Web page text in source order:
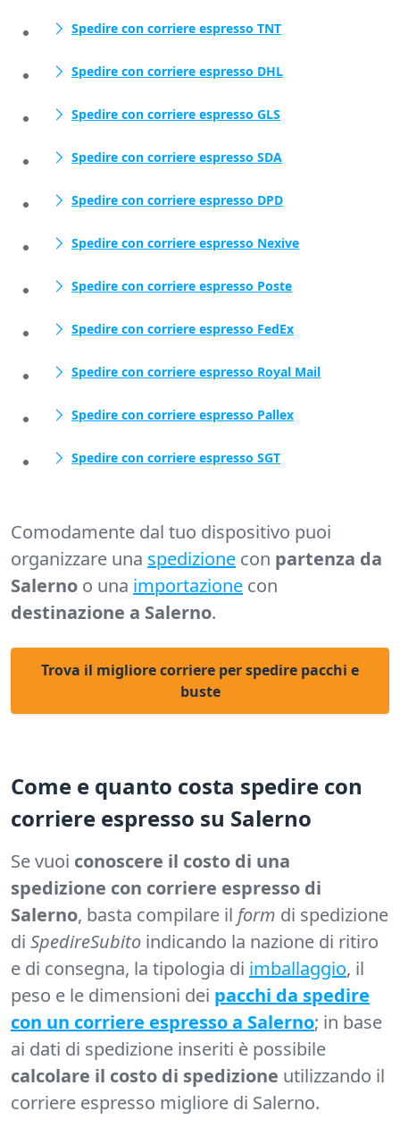
Spedire con corriere espresso TNT
Spedire con corriere espresso DHL
Spedire con corriere espresso GLS
Spedire con corriere espresso SDA
Spedire con corriere espresso DPD
Spedire con corriere espresso Nexive
Spedire con corriere espresso Poste
Spedire con corriere espresso FedEx
Spedire con corriere espresso Royal Mail
Spedire con corriere espresso Pallex
Spedire con corriere espresso SGT
Comodamente dal tuo dispositivo puoi
organizzare una spedizione con partenza da
Salerno o una importazione con
destinazione a Salerno.
Trova il migliore corriere per spedire pacchi e
buste
Come e quanto costa spedire con
corriere espresso su Salerno
Se vuoi conoscere il costo di una
spedizione con corriere espresso di
Salerno, basta compilare il form di spedizione
di SpedireSubito indicando la nazione di ritiro
e di consegna, la tipologia di imballaggio, il
peso e le dimensioni dei pacchi da spedire
con un corriere espresso a Salerno; in base
ai dati di spedizione inseriti è possibile
calcolare il costo di spedizione utilizzando il
corriere espresso migliore di Salerno.